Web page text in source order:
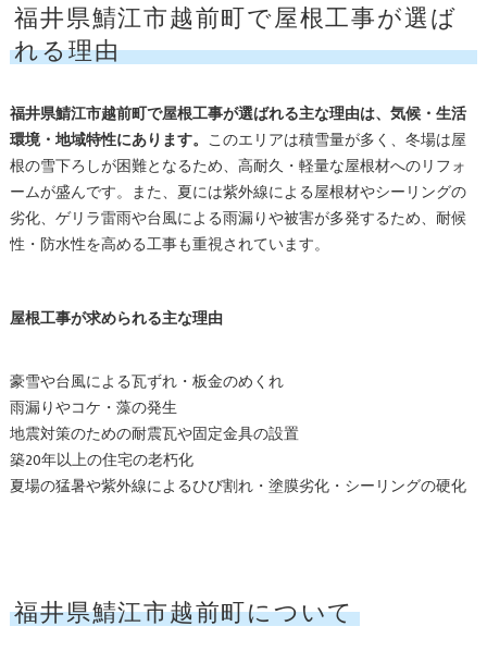
福井県鯖江市越前町で屋根工事が選ば
れる理由
福井県鯖江市越前町で屋根工事が選ばれる主な理由は、気候・生活
環境・地域特性にあります。 このエリアは積雪量が多く、冬場は屋
根の雪下ろしが困難となるため、高耐久・軽量な屋根材へのリフォ
ームが盛んです。また、夏には紫外線による屋根材やシーリングの
劣化、ゲリラ雷雨や台風による雨漏りや被害が多発するため、耐候
性・防水性を高める工事も重視されています。
屋根工事が求められる主な理由
豪雪や台風による瓦ずれ・板金のめくれ
雨漏りやコケ・藻の発生
地震対策のための耐震瓦や固定金具の設置
築20年以上の住宅の老朽化
夏場の猛暑や紫外線によるひび割れ・塗膜劣化・シーリングの硬化
福井県鯖江市越前町について